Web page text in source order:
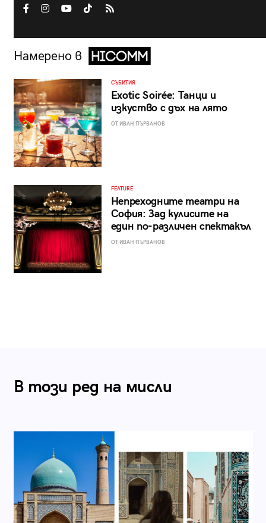
Намерено в
СЪБИТИЯ
Exotic Soirée: Танци и
изкуство с дъх на лято
ОТ ИВАН ПЪРВАНОВ
FEATURE
Непреходните театри на
София: Зад кулисите на
един по-различен спектакъл
ОТ ИВАН ПЪРВАНОВ
В този ред на мисли